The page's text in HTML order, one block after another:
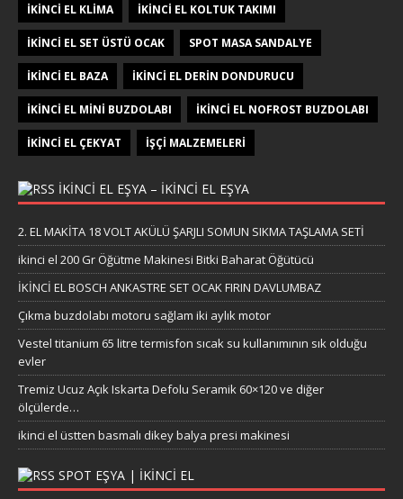
IKINCI EL KLIMA IKINCI EL KOLTUK TAKIMI
IKINCI EL SET ÜSTÜ OCAK SPOT MASA SANDALYE
İKINCI EL BAZA İKINCI EL DERIN DONDURUCU
İKINCI EL MINI BUZDOLABI İKINCI EL NOFROST BUZDOLABI
İKINCI EL ÇEKYAT İŞÇI MALZEMELERI
IKINCI EL EŞYA – IKINCI EL EŞYA
2. EL MAKİTA 18 VOLT AKÜLÜ ŞARJLI SOMUN SIKMA TAŞLAMA SETİ
ikinci el 200 Gr Öğütme Makinesi Bitki Baharat Öğütücü
İKİNCİ EL BOSCH ANKASTRE SET OCAK FIRIN DAVLUMBAZ
Çıkma buzdolabı motoru sağlam iki aylık motor
Vestel titanium 65 litre termisfon sıcak su kullanımının sık olduğu
evler
Tremiz Ucuz Açık Iskarta Defolu Seramik 60×120 ve diğer
ölçülerde…
ikinci el üstten basmalı dikey balya presi makinesi
SPOT EŞYA | İKINCI EL